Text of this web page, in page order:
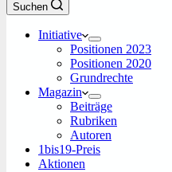
Suchen
Initiative
Positionen 2023
Positionen 2020
Grundrechte
Magazin
Beiträge
Rubriken
Autoren
1bis19-Preis
Aktionen